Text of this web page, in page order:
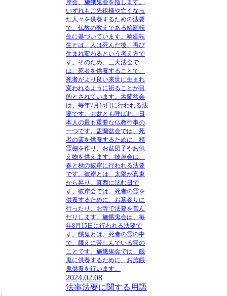
岸会、施餓鬼会を指します。
いずれもご先祖様や亡くなっ
た人々を供養するための法要
で、仏教の教えである輪廻転
生に基づいています。輪廻転
生とは、人は死んだ後、再び
生まれ変わるという考え方で
す。そのため、三大法会で
は、死者を供養することで、
死者がより良い来世に生まれ
変われるように祈ることが目
的とされています。盂蘭盆会
は、毎年7月15日に行われる法
要です。お盆とも呼ばれ、日
本人の最も重要な仏教行事の
一つです。盂蘭盆会では、死
者の霊を供養するために、精
霊棚を作り、お盆団子やお供
え物を供えます。彼岸会は、
春と秋の彼岸に行われる法要
です。彼岸とは、太陽が真東
から昇り、真西に沈む日で
す。彼岸会では、死者の霊を
供養するために、お墓参りに
行ったり、お寺で法要を営ん
だりします。施餓鬼会は、毎
年8月15日に行われる法要で
す。餓鬼とは、死者の霊の中
で、餓えに苦しんでいる霊の
ことです。施餓鬼会では、餓
鬼に供養するために、お施餓
鬼供養を行います。
2024.02.08
法事法要に関する用語